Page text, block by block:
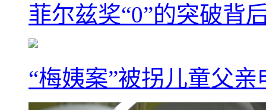
菲尔兹奖“0”的突破背
“梅姨案”被拐儿童父